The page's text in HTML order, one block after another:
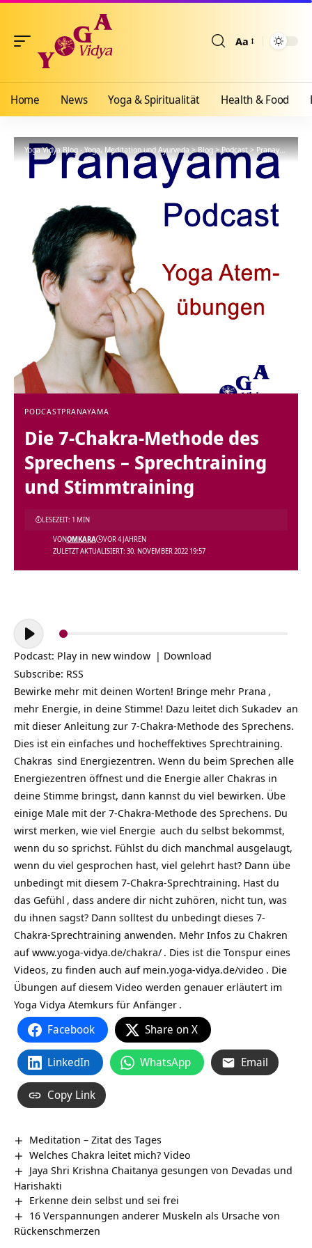
Aa
Home News Yoga & Spiritualität Health & Food
Yoga Vidya Blog - Yoga, Meditation und Ayurveda>Blog>Podcast>Pranayama >
PODCASTPRANAYAMA
Die 7-Chakra-Methode des
Sprechens – Sprechtraining
und Stimmtraining
ZULETZT AKTUALISIERT: 30. NOVEMBER 2022 19:57
VONOMKARA VOR 4 JAHREN
LESEZEIT: 1 MIN
Audio-
Player
Podcast: Play in new window | Download
Subscribe: RSS
Bewirke mehr mit deinen Worten! Bringe mehr Prana ,
mehr Energie, in deine Stimme! Dazu leitet dich Sukadev an
mit dieser Anleitung zur 7-Chakra-Methode des Sprechens.
Dies ist ein einfaches und hocheffektives Sprechtraining.
Chakras sind Energiezentren. Wenn du beim Sprechen alle
Energiezentren öffnest und die Energie aller Chakras in
deine Stimme bringst, dann kannst du viel bewirken. Übe
einige Male mit der 7-Chakra-Methode des Sprechens. Du
wirst merken, wie viel Energie auch du selbst bekommst,
wenn du so sprichst. Fühlst du dich manchmal ausgelaugt,
wenn du viel gesprochen hast, viel gelehrt hast? Dann übe
unbedingt mit diesem 7-Chakra-Sprechtraining. Hast du
das Gefühl , dass andere dir nicht zuhören, nicht tun, was
du ihnen sagst? Dann solltest du unbedingt dieses 7-
Chakra-Sprechtraining anwenden. Mehr Infos zu Chakren
aufwww.yoga-vidya.de/chakra/ . Dies ist die Tonspur eines
Videos, zu finden auch auf mein.yoga-vidya.de/video . Die
Übungen auf diesem Video werden genauer erläutert im
Yoga Vidya Atemkurs für Anfänger .
Facebook Share on X
LinkedIn WhatsApp Email
Copy Link
Meditation – Zitat des Tages
Welches Chakra leitet mich? Video
Jaya Shri Krishna Chaitanya gesungen von Devadas und
Harishakti
Erkenne dein selbst und sei frei
16 Verspannungen anderer Muskeln als Ursache von
Rückenschmerzen